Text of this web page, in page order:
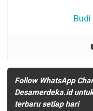
Follow WhatsApp
Desamerdeka.id
terbaru setiap hari